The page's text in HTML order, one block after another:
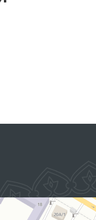
поселения №37 и №38;
Булунгурского,
Пайарыкского и